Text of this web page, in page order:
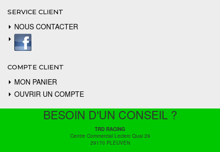
SERVICE CLIENT
NOUS CONTACTER
COMPTE CLIENT
MON PANIER
OUVRIR UN COMPTE
BESOIN D'UN CONSEIL ?
TRD RACING
Centre Commercial Leclerc Quai 29
29170 PLEUVEN